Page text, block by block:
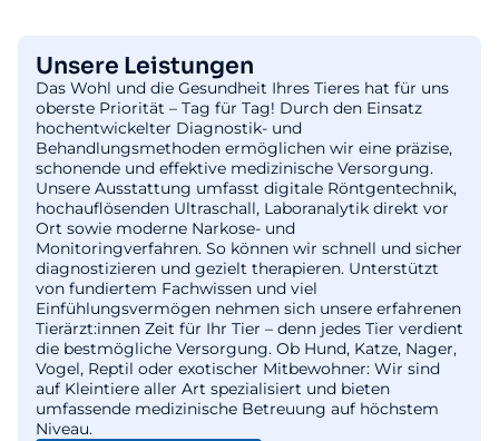
Unsere Leistungen
Das Wohl und die Gesundheit Ihres Tieres hat für uns
oberste Priorität – Tag für Tag! Durch den Einsatz
hochentwickelter Diagnostik- und
Behandlungsmethoden ermöglichen wir eine präzise,
schonende und effektive medizinische Versorgung.
Unsere Ausstattung umfasst digitale Röntgentechnik,
hochauflösenden Ultraschall, Laboranalytik direkt vor
Ort sowie moderne Narkose- und
Monitoringverfahren. So können wir schnell und sicher
diagnostizieren und gezielt therapieren. Unterstützt
von fundiertem Fachwissen und viel
Einfühlungsvermögen nehmen sich unsere erfahrenen
Tierärzt:innen Zeit für Ihr Tier – denn jedes Tier verdient
die bestmögliche Versorgung. Ob Hund, Katze, Nager,
Vogel, Reptil oder exotischer Mitbewohner: Wir sind
auf Kleintiere aller Art spezialisiert und bieten
umfassende medizinische Betreuung auf höchstem
Niveau.